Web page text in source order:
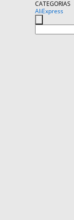
CATEGORIAS
AliExpress